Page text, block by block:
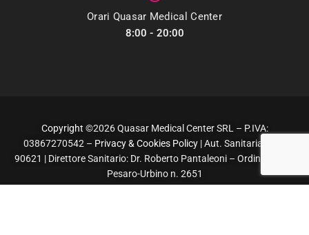
Orari Quasar Medical Center
8:00 - 20:00
Copyright ©2026 Quasar Medical Center SRL – P.IVA:
03867270542 – Privacy & Cookies Policy| Aut. Sanitaria Prot.
90621 | Direttore Sanitario: Dr. Roberto Pantaleoni – Ordine Medici
Pesaro-Urbino n. 2651